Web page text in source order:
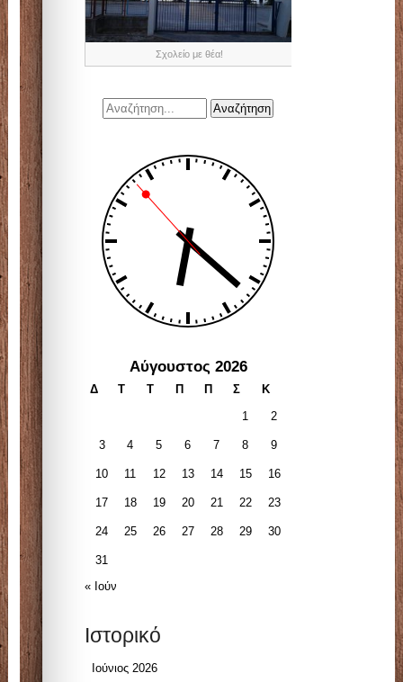
Σχολείο με θέα!
Αύγουστος 2026
Δ Τ Τ Π Π Σ
Κ
1
2
3 4 5 6 7 8 9
10 11 12 13 14 15 16
17 18 19 20 21 22 23
24 25 26 27 28 29 30
31
« Ιούν
Ιστορικό
Ιούνιος 2026